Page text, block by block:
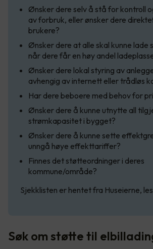
Ønsker dere selv å stå for kontroll
av forbruk, eller ønsker dere
brukere?
Ønsker dere at alle skal kunne lade
når dere får en høy andel
Ønsker dere lokal styring av
avhengig av internett eller trådløs
Har dere beboere med behov for
Ønsker dere å kunne utnytte all
strømkapasitet i bygget?
Ønsker dere å kunne sette
unngå høye effekttariffer?
Finnes det støtteordninger i deres
kommune/område?
Sjekklisten er hentet fra Huseierne,
Søk om støtte til